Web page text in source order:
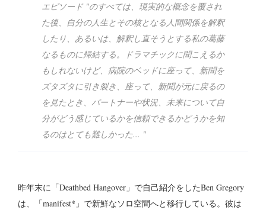
エピソード "のすべては、現実的な概念を覆され
た後、自分の人生とその核となる人間関係を解釈
したり、あるいは、解釈し直そうとする私の葛藤
なるものに帰結する。ドラマチックに聞こえるか
もしれないけど、病院のベッドに座って、新聞を
ズタズタに引き裂き、座って、新聞が元に戻るの
を見たとき、パートナーや状況、未来について自
分がどう感じているかを信頼できるかどうかを知
るのはとても難しかった... "
昨年末に「Deathbed Hangover」で自己紹介をしたBen Gregory
は、「manifest*」で新鮮なソロ空間へと移行している。彼は